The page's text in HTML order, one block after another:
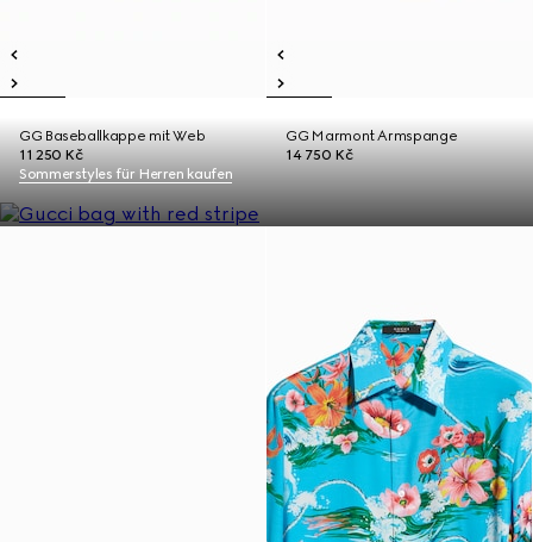
GG Baseballkappe mit Web
11 250 Kč
GG Marmont Armspange
14 750 Kč
Sommerstyles für Herren kaufen